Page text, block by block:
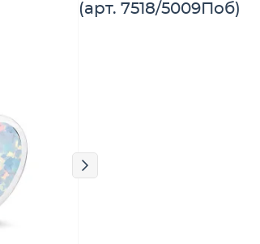
(арт. 7518/5009Поб)